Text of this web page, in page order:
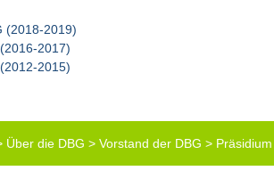
(2018-2019)
2017)
2015)
Über die DBG > Vorstand der DBG > Präsidium